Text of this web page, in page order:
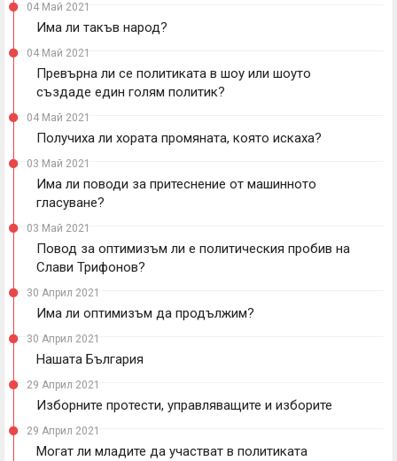
04 Май 2021
Има ли такъв народ?
04 Май 2021
Превърна ли се политиката в шоу или шоуто
създаде един голям политик?
04 Май 2021
Получиха ли хората промяната, която искаха?
03 Май 2021
Има ли поводи за притеснение от машинното
гласуване?
03 Май 2021
Повод за оптимизъм ли е политическия пробив на
Слави Трифонов?
30 Април 2021
Има ли оптимизъм да продължим?
30 Април 2021
Нашата България
29 Април 2021
Изборните протести, управляващите и изборите
29 Април 2021
Могат ли младите да участват в политиката